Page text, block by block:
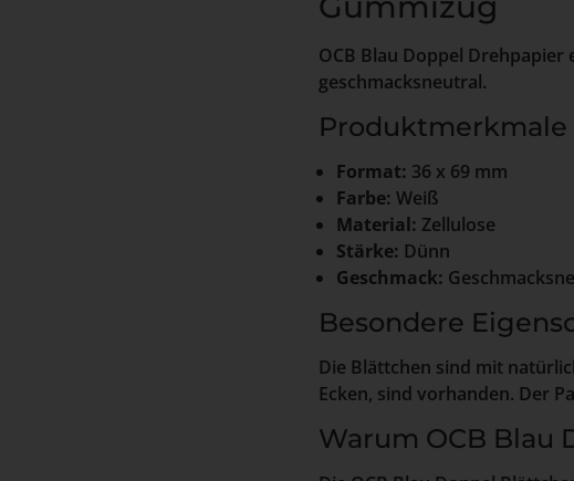
OCB Blau Doppel
geschmacksneutral.
Produktmerkmale
Format: 36 x 69 mm
Farbe: Weiß
Material: Zellulose
Stärke: Dünn
Geschmack:
Besondere
Die Blättchen sind mit
Ecken, sind vorhanden. Der
Warum OCB Blau